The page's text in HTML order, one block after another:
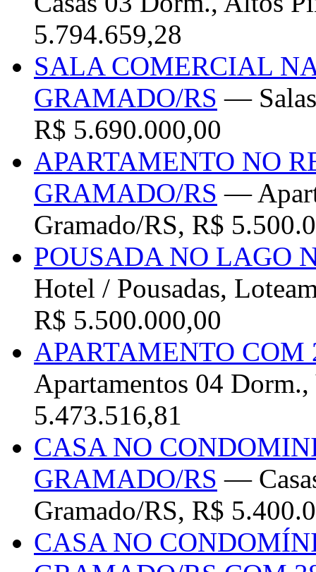
5.794.659,28
SALA COMERCIAL
GRAMADO/RS — Salas
R$ 5.690.000,00
APARTAMENTO NO
GRAMADO/RS —
Gramado/RS, R$
POUSADA NO LAGO
Hotel / Pousadas,
R$ 5.500.000,00
APARTAMENTO
Apartamentos 04
5.473.516,81
CASA NO
GRAMADO/RS —
Gramado/RS, R$
CASA NO